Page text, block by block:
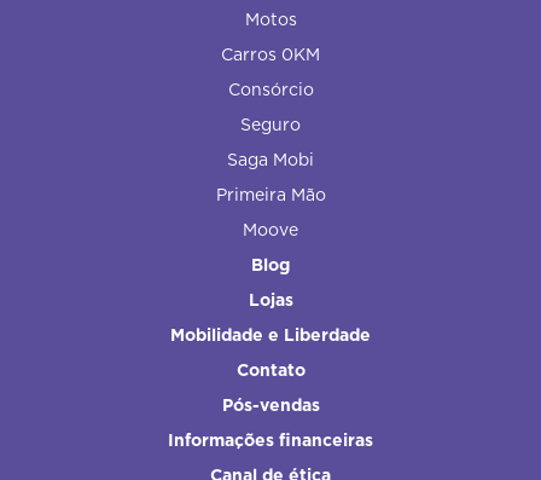
Motos
Carros 0KM
Consórcio
Seguro
Saga Mobi
Primeira Mão
Moove
Blog
Lojas
Mobilidade e Liberdade
Contato
Pós-vendas
Informações financeiras
Canal de ética